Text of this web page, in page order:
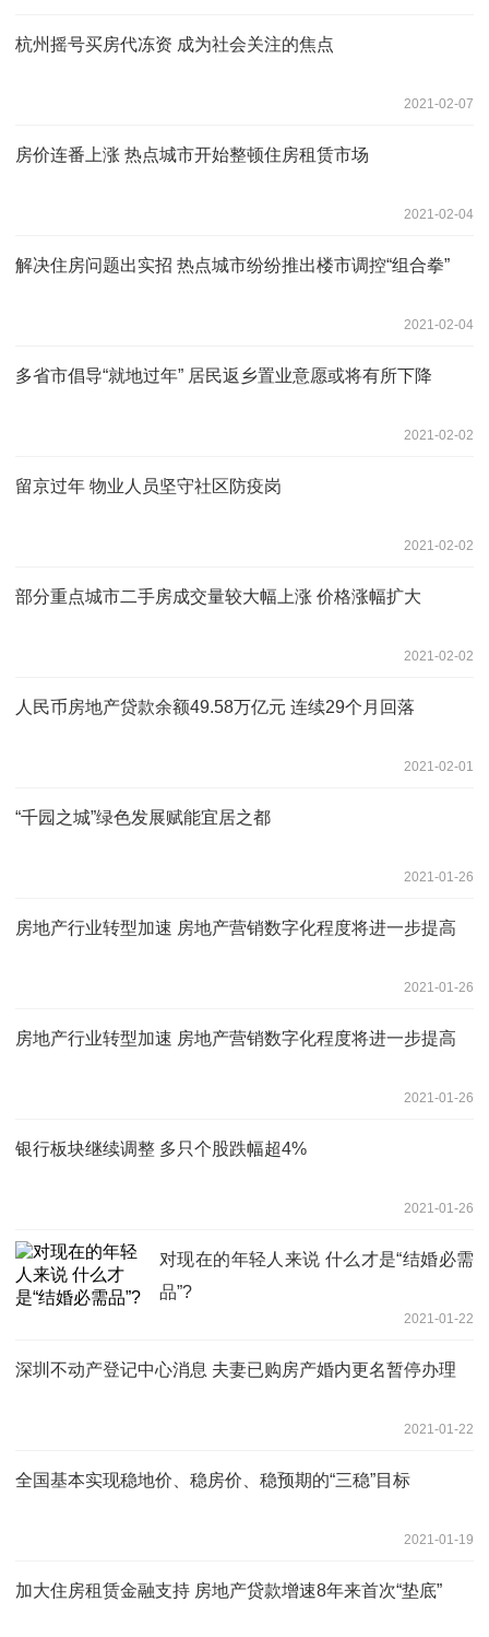
杭州摇号买房代冻资 成为社会关注的焦点
2021-02-07
房价连番上涨 热点城市开始整顿住房租赁市场
2021-02-04
解决住房问题出实招 热点城市纷纷推出楼市调控“组合拳”
2021-02-04
多省市倡导“就地过年” 居民返乡置业意愿或将有所下降
2021-02-02
留京过年 物业人员坚守社区防疫岗
2021-02-02
部分重点城市二手房成交量较大幅上涨 价格涨幅扩大
2021-02-02
人民币房地产贷款余额49.58万亿元 连续29个月回落
2021-02-01
“千园之城”绿色发展赋能宜居之都
2021-01-26
房地产行业转型加速 房地产营销数字化程度将进一步提高
2021-01-26
房地产行业转型加速 房地产营销数字化程度将进一步提高
2021-01-26
银行板块继续调整 多只个股跌幅超4%
2021-01-26
对现在的年轻人来说 什么才是“结婚必需
品”?
2021-01-22
深圳不动产登记中心消息 夫妻已购房产婚内更名暂停办理
2021-01-22
全国基本实现稳地价、稳房价、稳预期的“三稳”目标
2021-01-19
加大住房租赁金融支持 房地产贷款增速8年来首次“垫底”